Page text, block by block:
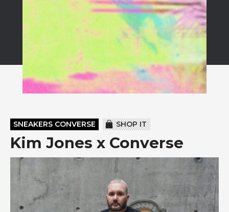
SNEAKERS CONVERSE SHOP IT
Kim Jones x Converse